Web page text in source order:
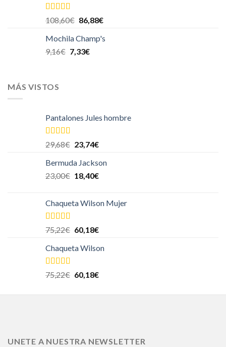
Valorado en
de 5
108,60€ 86,88€
Mochila Champ's
9,16€ 7,33€
MÁS VISTOS
Pantalones Jules hombre
Valorado en
5.00
29,68€ 23,74€
Bermuda Jackson
23,00€ 18,40€
Chaqueta Wilson Mujer
Valorado en
5.00
75,22€ 60,18€
Chaqueta Wilson
Valorado en
5.00
75,22€ 60,18€
UNETE A NUESTRA NEWSLETTER